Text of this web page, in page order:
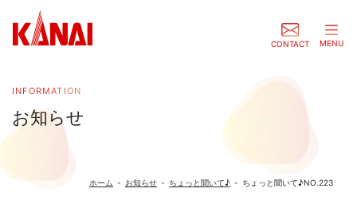
CONTACT MENU
INFORMATION
お知らせ
ホーム - お知らせ - ちょっと聞いて♪ - ちょっと聞いて♪NO.223